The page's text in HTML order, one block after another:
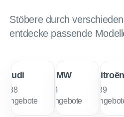
Stöbere durch
entdecke passende
Audi
788
Angebote
BMW
14
Angebote
Citroën
189